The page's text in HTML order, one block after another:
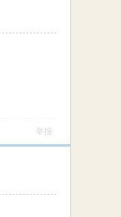
举报